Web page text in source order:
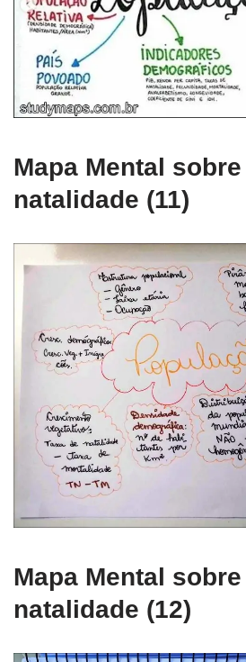
Mapa Mental
natalidade (11)
Mapa Mental
natalidade (12)